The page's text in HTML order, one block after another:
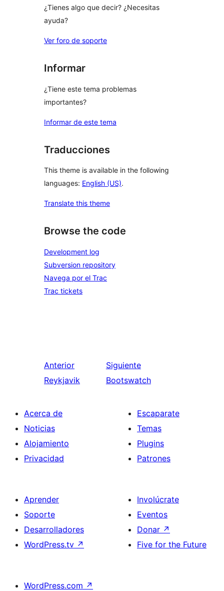
¿Tienes algo que decir? ¿Necesitas
ayuda?
Ver foro de soporte
Informar
¿Tiene este tema problemas
importantes?
Informar de este tema
Traducciones
This theme is available in the following
languages: English (US).
Translate this theme
Browse the code
Development log
Subversion repository
Navega por el Trac
Trac tickets
Anterior
Reykjavik
Siguiente
Bootswatch
Acerca de
Noticias
Alojamiento
Privacidad
Escaparate
Temas
Plugins
Patrones
Aprender
Soporte
Desarrolladores
WordPress.tv ↗
Involúcrate
Eventos
Donar ↗
Five for the Future
WordPress.com ↗